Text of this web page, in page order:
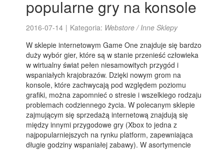
popularne gry na konsole
2016-07-14 | Kategoria: Webstore / Inne Sklepy
W sklepie internetowym Game One znajduje się bardzo
duży wybór gier, które są w stanie przenieść człowieka
w wirtualny świat pełen niesamowitych przygód i
wspaniałych krajobrazów. Dzięki nowym grom na
konsole, które zachwycają pod względem poziomu
grafiki, można zapomnieć o stresie i wszelkiego rodzaju
problemach codziennego życia. W polecanym sklepie
zajmującym się sprzedażą internetową znajdują się
między innymi przygodowe gry (Xbox to jedna z
najpopularniejszych na rynku platform, zapewniająca
długie godziny wspaniałej zabawy). W asortymencie